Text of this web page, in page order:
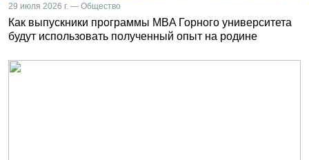
29 июля 2026 г. — Общество
Как выпускники программы MBA Горного университета
будут использовать полученный опыт на родине